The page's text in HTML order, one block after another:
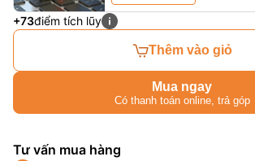
+73điểm tích lũy
Thêm vào giỏ
Mua ngay
Có thanh toán online, trả góp
Tư vấn mua hàng